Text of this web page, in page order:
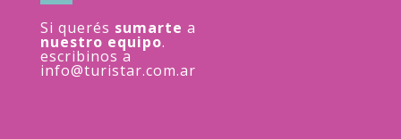
Si querés sumarte a
nuestro equipo.
escribinos a
info@turistar.com.ar